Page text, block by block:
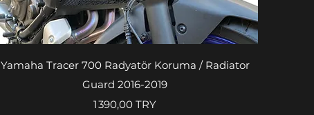
Aperçu rapide
Yamaha Tracer 700 Radyatör Koruma / Radiator
Guard 2016-2019
Prix
1 390,00 TRY